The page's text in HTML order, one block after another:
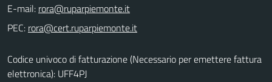
E-mail:
PEC:
Codice univoco di fatturazione (Necessario per emettere fattura
elettronica): UFF4PJ